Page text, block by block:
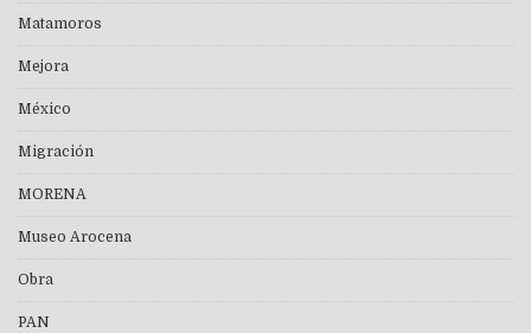
Matamoros
Mejora
México
Migración
MORENA
Museo Arocena
Obra
PAN